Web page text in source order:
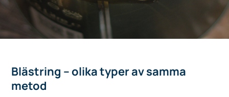
Blästring – olika typer av samma
metod